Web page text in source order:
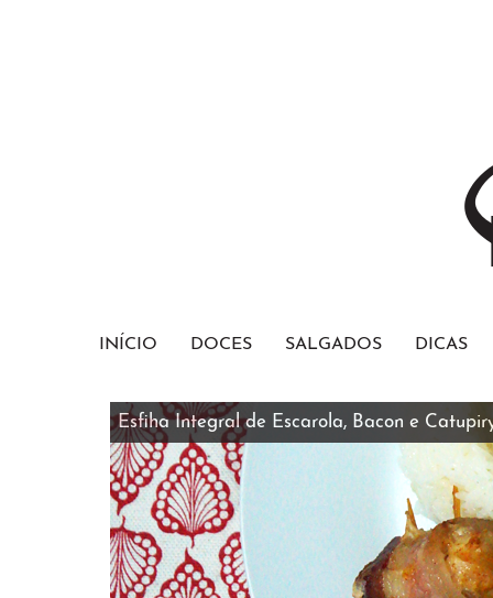
INÍCIO DOCES SALGADOS DICAS
Bolo Red Velvet